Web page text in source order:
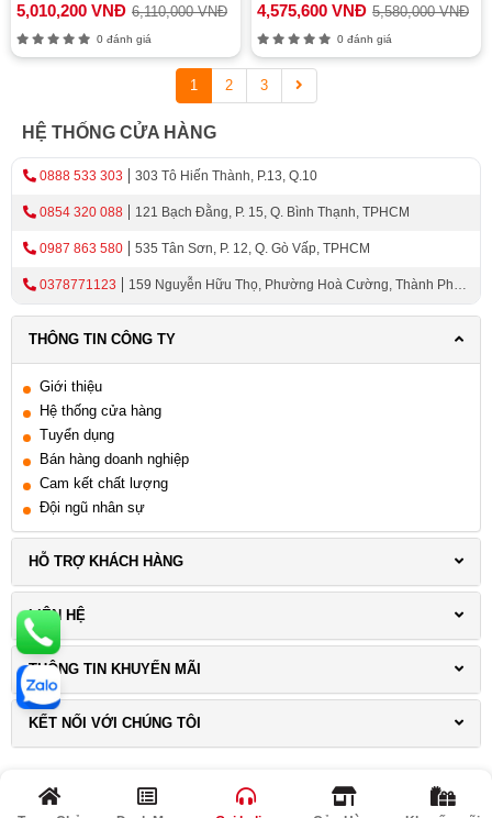
5,010,200 VNĐ 6,110,000 VNĐ
0 đánh giá
4,575,600 VNĐ 5,580,000 VNĐ
0 đánh giá
1 2 3
HỆ THỐNG CỬA HÀNG
0888 533 303 303 Tô Hiến Thành, P.13, Q.10
0854 320 088 121 Bạch Đằng, P. 15, Q. Bình Thạnh, TPHCM
0987 863 580 535 Tân Sơn, P. 12, Q. Gò Vấp, TPHCM
0378771123
159 Nguyễn Hữu Thọ, Phường Hoà Cường, Thành Phố
THÔNG TIN CÔNG TY
Giới thiệu
Hệ thống cửa hàng
Tuyển dụng
Bán hàng doanh nghiệp
Cam kết chất lượng
Đội ngũ nhân sự
HỖ TRỢ KHÁCH HÀNG
LIÊN HỆ
THÔNG TIN KHUYẾN MÃI
KẾT NỐI VỚI CHÚNG TÔI